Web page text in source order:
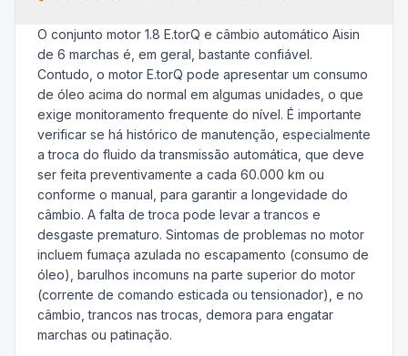
O conjunto motor 1.8 E.torQ e câmbio automático Aisin
de 6 marchas é, em geral, bastante confiável.
Contudo, o motor E.torQ pode apresentar um consumo
de óleo acima do normal em algumas unidades, o que
exige monitoramento frequente do nível. É importante
verificar se há histórico de manutenção, especialmente
a troca do fluido da transmissão automática, que deve
ser feita preventivamente a cada 60.000 km ou
conforme o manual, para garantir a longevidade do
câmbio. A falta de troca pode levar a trancos e
desgaste prematuro. Sintomas de problemas no motor
incluem fumaça azulada no escapamento (consumo de
óleo), barulhos incomuns na parte superior do motor
(corrente de comando esticada ou tensionador), e no
câmbio, trancos nas trocas, demora para engatar
marchas ou patinação.